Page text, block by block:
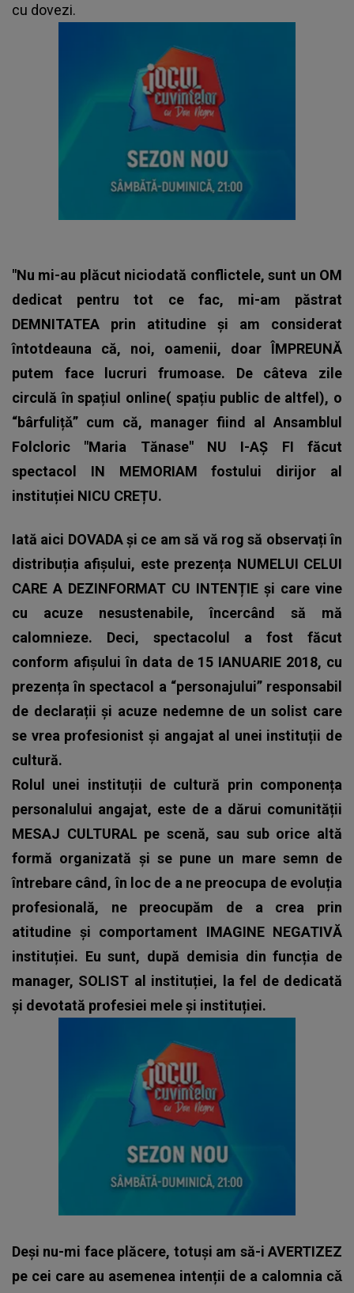
cu dovezi.
"Nu mi-au plăcut niciodată conflictele, sunt un OM
dedicat pentru tot ce fac, mi-am păstrat
DEMNITATEA prin atitudine și am considerat
întotdeauna că, noi, oamenii, doar ÎMPREUNĂ
putem face lucruri frumoase. De câteva zile
circulă în spațiul online( spațiu public de altfel), o
“bârfulițǎ” cum că, manager fiind al Ansamblul
Folcloric "Maria Tănase" NU I-AȘ FI făcut
spectacol IN MEMORIAM fostului dirijor al
instituției NICU CREȚU.
Iată aici DOVADA și ce am să vă rog să observați în
distribuția afișului, este prezența NUMELUI CELUI
CARE A DEZINFORMAT CU INTENȚIE și care vine
cu acuze nesustenabile, încercând să mă
calomnieze. Deci, spectacolul a fost făcut
conform afișului în data de 15 IANUARIE 2018, cu
prezența în spectacol a “personajului” responsabil
de declarații și acuze nedemne de un solist care
se vrea profesionist și angajat al unei instituții de
cultură.
Rolul unei instituții de cultură prin componența
personalului angajat, este de a dărui comunității
MESAJ CULTURAL pe scenă, sau sub orice altă
formă organizată și se pune un mare semn de
întrebare când, în loc de a ne preocupa de evoluția
profesională, ne preocupăm de a crea prin
atitudine și comportament IMAGINE NEGATIVĂ
instituției. Eu sunt, după demisia din funcția de
manager, SOLIST al instituției, la fel de dedicată
și devotată profesiei mele și instituției.
Deși nu-mi face plăcere, totuși am să-i AVERTIZEZ
pe cei care au asemenea intenții de a calomnia cǎ